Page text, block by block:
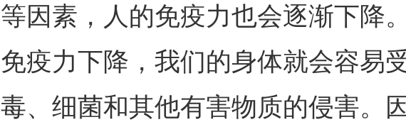
等因素，人的免疫力也会逐渐下降
免疫力下降，我们的身体就会容易
毒、细菌和其他有害物质的侵害。